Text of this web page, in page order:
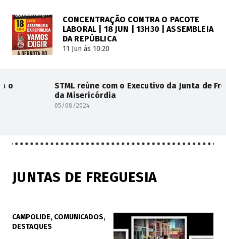
CONCENTRAÇÃO CONTRA O PACOTE
LABORAL | 18 JUN | 13H30 | ASSEMBLEIA
DA REPÚBLICA
11 Jun às 10:20
STML reúne com o Executivo da Junta de Freguesia
da Misericórdia
JUNTAS DE FREGUESIA
CAMPOLIDE, COMUNICADOS,
DESTAQUES